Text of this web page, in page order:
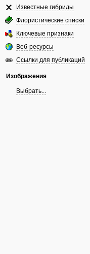
Известные гибриды
Флористические списки
Ключевые признаки
Веб-ресурсы
Ссылки для публикаций
Изображения
Выбрать...